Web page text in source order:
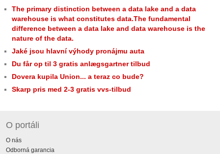
The primary distinction between a data lake and a data
warehouse is what constitutes data.The fundamental
difference between a data lake and data warehouse is the
nature of the data.
Jaké jsou hlavní výhody pronájmu auta
Du får op til 3 gratis anlægsgartner tilbud
Dovera kupila Union... a teraz co bude?
Skarp pris med 2-3 gratis vvs-tilbud
O portáli
O nás
Odborná garancia